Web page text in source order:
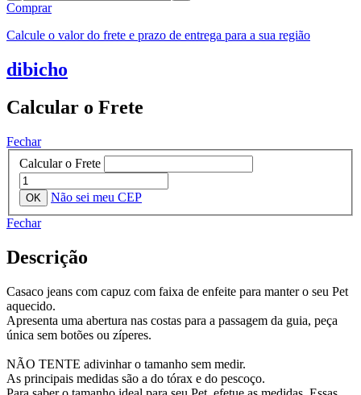
Comprar
Calcule o valor do frete e prazo de entrega para a sua região
dibicho
Calcular o Frete
Fechar
Calcular o Frete
Não sei meu CEP
Fechar
Descrição
Casaco jeans com capuz com faixa de enfeite para manter o seu Pet
aquecido.
Apresenta uma abertura nas costas para a passagem da guia, peça
única sem botões ou zíperes.
NÃO TENTE adivinhar o tamanho sem medir.
As principais medidas são a do tórax e do pescoço.